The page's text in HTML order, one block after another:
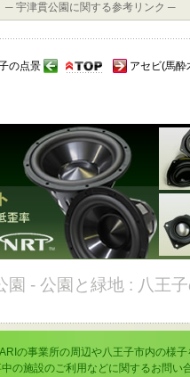
─ 宇津貫公園に関する参考リンク ─
の点景 アセビ(馬酔
園 - 公園と緑地 : 八王
の事業所の周辺や八王子市内の様
の施設のご利用などに関するお問い